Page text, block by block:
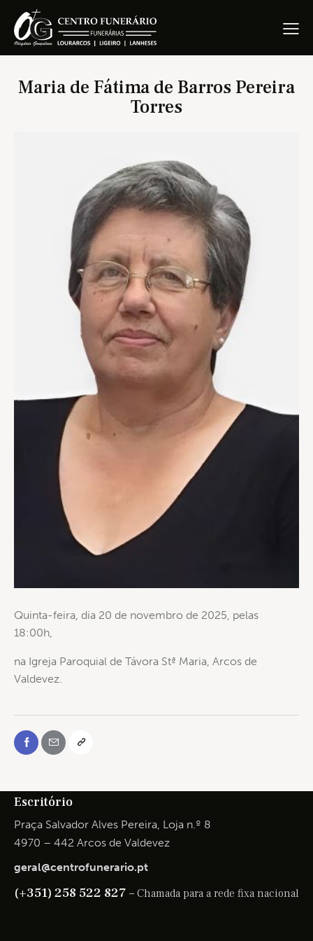
Maria de Fátima de Barros Pereira
Torres
Quinta-feira, dia 20 de novembro de 2025, pelas
18:00h,
na Igreja Paroquial de Távora Stª Maria, Arcos de
Valdevez.
Escritório
Praça Salvador Alves Pereira, Loja n.º 8
4970 – 442 Arcos de Valdevez
geral@centrofunerario.pt
(+351) 258 522 827 – Chamada para a rede fixa nacional